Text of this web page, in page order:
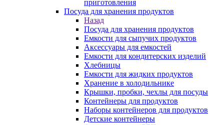
приготовления
Посуда для хранения продуктов
Назад
Посуда для хранения продуктов
Емкости для сыпучих продуктов
Аксессуары для емкостей
Емкости для кондитерских изделий
Хлебницы
Емкости для жидких продуктов
Хранение в холодильнике
Крышки, пробки, чехлы для посуды
Контейнеры для продуктов
Наборы контейнеров для продуктов
Детские контейнеры